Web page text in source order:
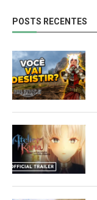
POSTS RECENTES